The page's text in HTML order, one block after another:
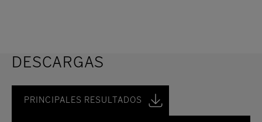
DESCARGAS
PRINCIPALES RESULTADOS